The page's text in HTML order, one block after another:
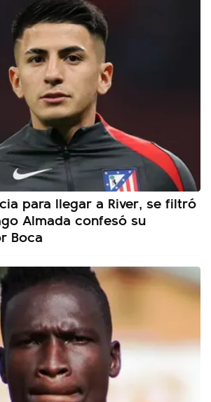
para llegar a River, se filtró
Almada confesó su
Boca